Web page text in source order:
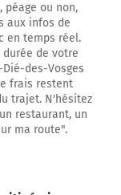
sur 3,8
ou non,
aux infos de
en temps réel.
de votre
des-Vosges
frais restent
trajet. N'hésitez
restaurant, un
ma route".